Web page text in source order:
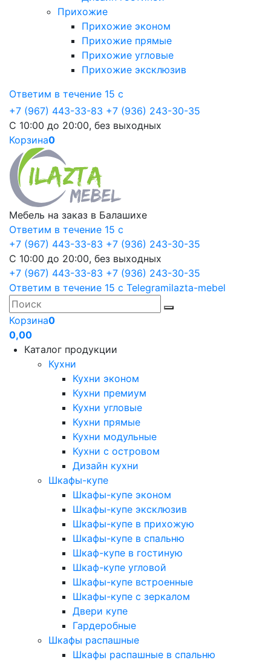
Прихожие
Прихожие эконом
Прихожие прямые
Прихожие угловые
Прихожие эксклюзив
Ответим в течение 15 с
+7 (967) 443-33-83 +7 (936) 243-30-35
С 10:00 до 20:00, без выходных
Корзина0
Мебель на заказ в Балашихе
Ответим в течение 15 с
+7 (967) 443-33-83 +7 (936) 243-30-35
С 10:00 до 20:00, без выходных
+7 (967) 443-33-83 +7 (936) 243-30-35
Ответим в течение 15 с Telegramilazta-mebel
Корзина0
0,00
Каталог продукции
Кухни
Кухни эконом
Кухни премиум
Кухни угловые
Кухни прямые
Кухни модульные
Кухни с островом
Дизайн кухни
Шкафы-купе
Шкафы-купе эконом
Шкафы-купе эксклюзив
Шкафы-купе в прихожую
Шкафы-купе в спальню
Шкаф-купе в гостиную
Шкаф-купе угловой
Шкафы-купе встроенные
Шкафы-купе с зеркалом
Двери купе
Гардеробные
Шкафы распашные
Шкафы распашные в спальню